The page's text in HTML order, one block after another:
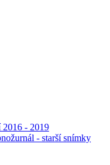
- 2019
- starší snímky